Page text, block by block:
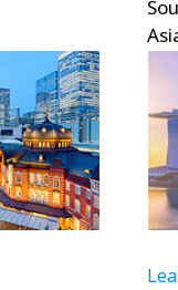
and South